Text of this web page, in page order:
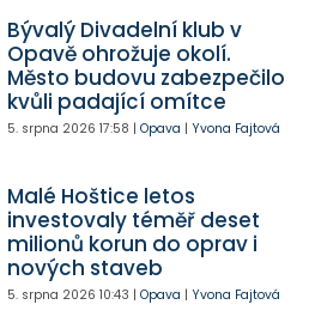
Bývalý Divadelní klub v
Opavě ohrožuje okolí.
Město budovu zabezpečilo
kvůli padající omítce
5. srpna 2026 17:58 | Opava | Yvona Fajtová
Malé Hoštice letos
investovaly téměř deset
milionů korun do oprav i
nových staveb
5. srpna 2026 10:43 | Opava | Yvona Fajtová